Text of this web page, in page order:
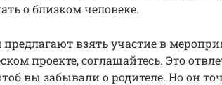
о близком человеке.
предлагают взять участие в
проекте, соглашайтесь. Это
вы забывали о родителе. Но он